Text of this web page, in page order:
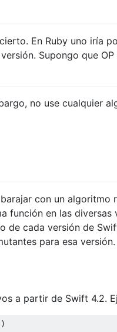
En Ruby uno iría
Supongo que
no use cualquier
con un algoritmo
función en las
de cada versión de
para esa versión.
a partir de Swift 4.2.